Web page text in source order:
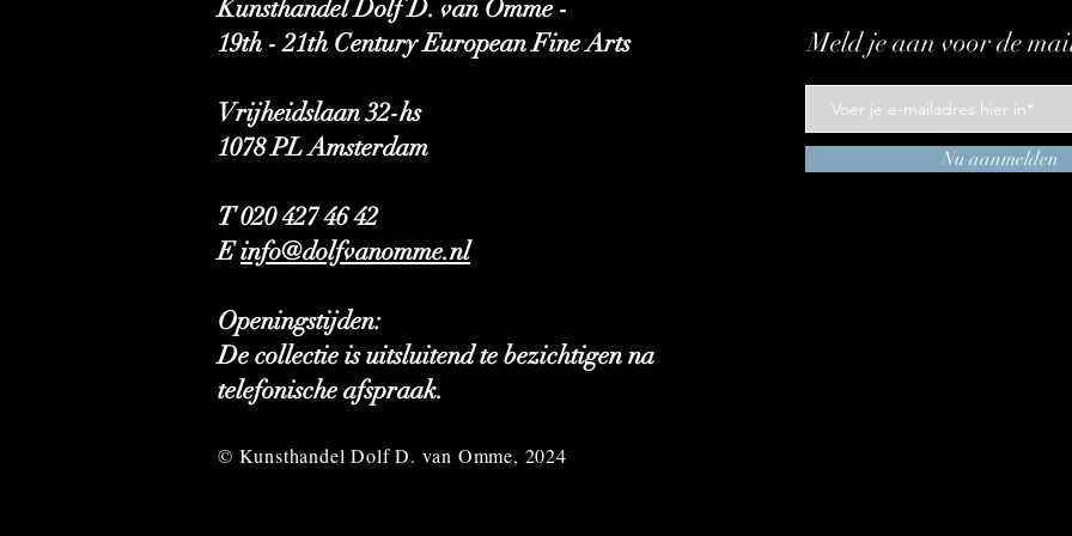
Kunsthandel Dolf D. van Omme -
19th - 21th Century European Fine Arts
Vrijheidslaan 32-hs
1078 PL Amsterdam
T 020 427 46 42
Einfo@dolfvanomme.nl
Openingstijden:
De collectie is uitsluitend te bezichtigen na
telefonische afspraak.
Meld je aan voor de
Nu aanmelden
© Kunsthandel Dolf D. van Omme, 2024